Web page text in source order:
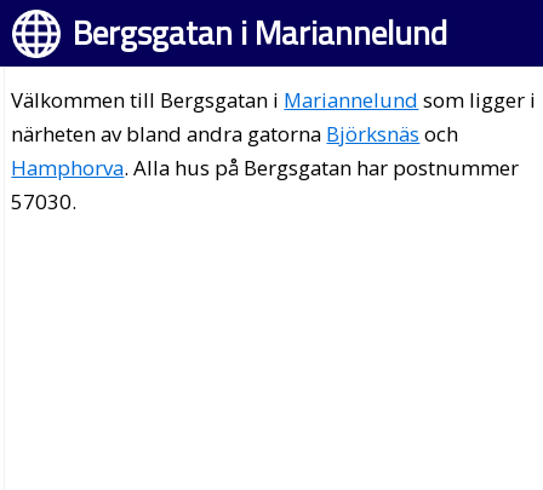
Bergsgatan i Mariannelund
Välkommen till Bergsgatan i Mariannelund som ligger i
närheten av bland andra gatorna Björksnäs och
Hamphorva. Alla hus på Bergsgatan har postnummer
57030.